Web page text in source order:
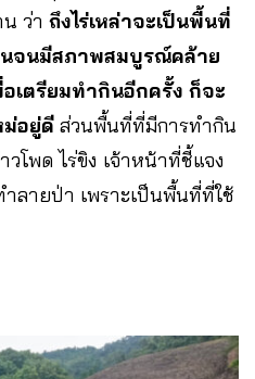
ว่า ถึงไร่เหล่าจะเป็นพื้นที่
จนมีสภาพสมบูรณ์คล้าย
เตรียมทำกินอีกครั้ง ก็จะ
ม่อยู่ดี ส่วนพื้นที่ที่มีการทำกิน
โพด ไร่ขิง เจ้าหน้าที่ชี้แจง
ลายป่า เพราะเป็นพื้นที่ที่ใช้